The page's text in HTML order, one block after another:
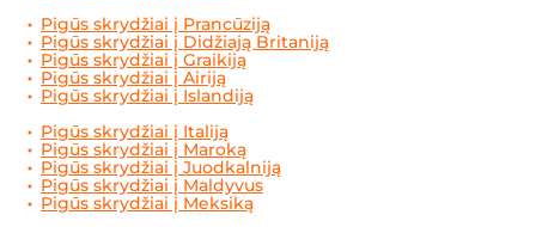
Pigūs skrydžiai į Prancūziją
Pigūs skrydžiai į Didžiają Britaniją
Pigūs skrydžiai į Graikiją
Pigūs skrydžiai į Airiją
Pigūs skrydžiai į Islandiją
Pigūs skrydžiai į Italiją
Pigūs skrydžiai į Maroką
Pigūs skrydžiai į Juodkalniją
Pigūs skrydžiai į Maldyvus
Pigūs skrydžiai į Meksiką